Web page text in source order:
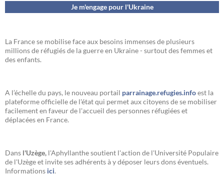
Je m'engage pour l'Ukraine
La France se mobilise face aux besoins immenses de plusieurs
millions de réfugiés de la guerre en Ukraine - surtout des femmes et
des enfants.
A l’échelle du pays, le nouveau portail parrainage.refugies.infoest la
plateforme officielle de l'état qui permet aux citoyens de se mobiliser
facilement en faveur de l'accueil des personnes réfugiées et
déplacées en France.
Dans l'Uzège, l'Aphyllanthe soutient l'action de l'Université Populaire
de l'Uzège et invite ses adhérents à y déposer leurs dons éventuels.
Informations ici.